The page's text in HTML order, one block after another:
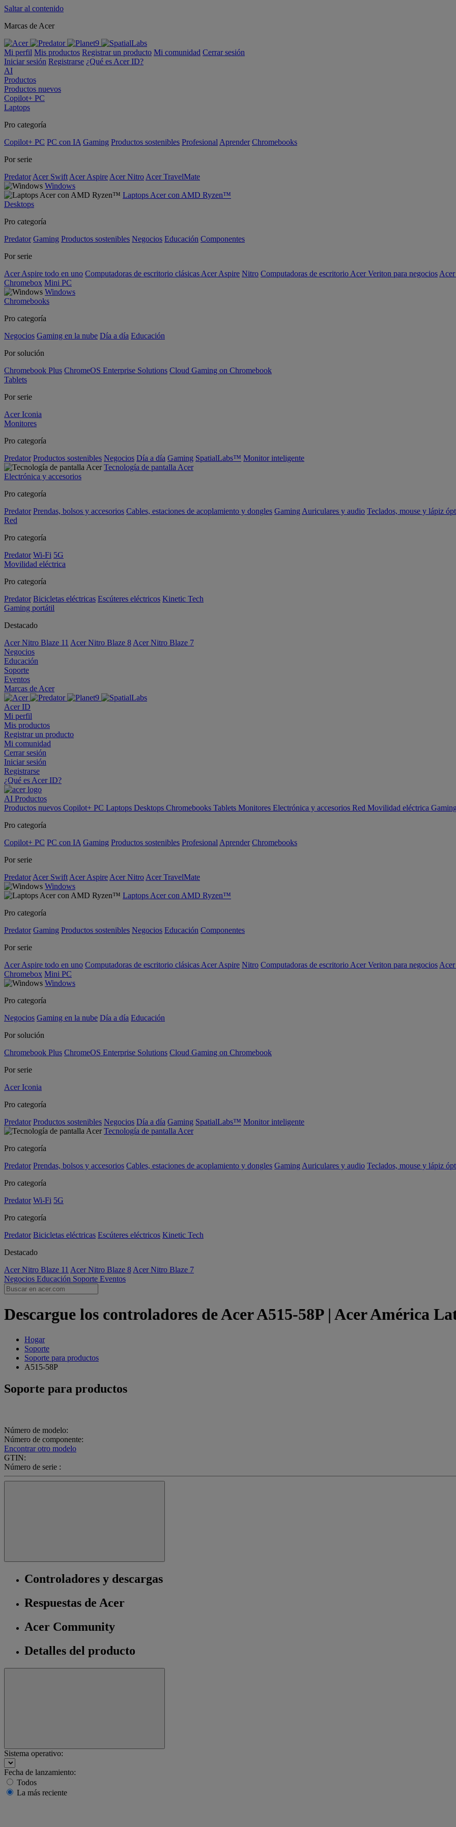
Saltar al contenido
Marcas de Acer
Mi perfil Mis productos Registrar un producto Mi comunidad Cerrar sesión
Iniciar sesión Registrarse ¿Qué es Acer ID?
AI
Productos
Productos nuevos
Copilot+ PC
Laptops
Pro categoría
Copilot+ PC PC con IA Gaming Productos sostenibles Profesional Aprender Chromebooks
Por serie
Predator Acer Swift Acer Aspire Acer Nitro Acer TravelMate
Windows
Laptops Acer con AMD Ryzen™
Desktops
Pro categoría
Predator Gaming Productos sostenibles Negocios Educación Componentes
Por serie
Acer Aspire todo en uno Computadoras de escritorio clásicas Acer Aspire Nitro Computadoras de escritorio Acer Veriton para negocios
Chromebox Mini PC
Windows
Chromebooks
Pro categoría
Negocios Gaming en la nube Día a día Educación
Por solución
Chromebook Plus ChromeOS Enterprise Solutions Cloud Gaming on Chromebook
Tablets
Por serie
Acer Iconia
Monitores
Pro categoría
Predator Productos sostenibles Negocios Día a día Gaming SpatialLabs™ Monitor inteligente
Tecnología de pantalla Acer
Electrónica y accesorios
Pro categoría
Predator Prendas, bolsos y accesorios Cables, estaciones de acoplamiento y dongles Gaming Auriculares y audio Teclados, mouse y lápiz
Red
Pro categoría
Predator Wi-Fi 5G
Movilidad eléctrica
Pro categoría
Predator Bicicletas eléctricas Escúteres eléctricos Kinetic Tech
Gaming portátil
Destacado
Acer Nitro Blaze 11 Acer Nitro Blaze 8 Acer Nitro Blaze 7
Negocios
Educación
Soporte
Eventos
Marcas de Acer
Acer ID
Mi perfil
Mis productos
Registrar un producto
Mi comunidad
Cerrar sesión
Iniciar sesión
Registrarse
¿Qué es Acer ID?
AI Productos
Productos nuevos Copilot+ PC Laptops Desktops Chromebooks Tablets Monitores Electrónica y accesorios Red Movilidad eléctrica
Pro categoría
Copilot+ PC PC con IA Gaming Productos sostenibles Profesional Aprender Chromebooks
Por serie
Predator Acer Swift Acer Aspire Acer Nitro Acer TravelMate
Windows
Laptops Acer con AMD Ryzen™
Pro categoría
Predator Gaming Productos sostenibles Negocios Educación Componentes
Por serie
Acer Aspire todo en uno Computadoras de escritorio clásicas Acer Aspire Nitro Computadoras de escritorio Acer Veriton para negocios
Chromebox Mini PC
Windows
Pro categoría
Negocios Gaming en la nube Día a día Educación
Por solución
Chromebook Plus ChromeOS Enterprise Solutions Cloud Gaming on Chromebook
Por serie
Acer Iconia
Pro categoría
Predator Productos sostenibles Negocios Día a día Gaming SpatialLabs™ Monitor inteligente
Tecnología de pantalla Acer
Pro categoría
Predator Prendas, bolsos y accesorios Cables, estaciones de acoplamiento y dongles Gaming Auriculares y audio Teclados, mouse y lápiz
Pro categoría
Predator Wi-Fi 5G
Pro categoría
Predator Bicicletas eléctricas Escúteres eléctricos Kinetic Tech
Destacado
Acer Nitro Blaze 11 Acer Nitro Blaze 8 Acer Nitro Blaze 7
Negocios Educación Soporte Eventos
Descargue los controladores de Acer A515-58P | Acer América
Hogar
Soporte
Soporte para productos
A515-58P
Soporte para productos
Número de modelo:
Número de componente:
Encontrar otro modelo
GTIN:
Número de serie :
Controladores y descargas
Respuestas de Acer
Acer Community
Detalles del producto
Sistema operativo:
Fecha de lanzamiento:
Todos
La más reciente